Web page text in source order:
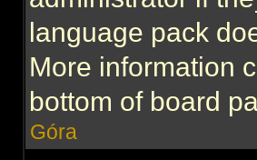
language pack
More information
bottom of board
Góra